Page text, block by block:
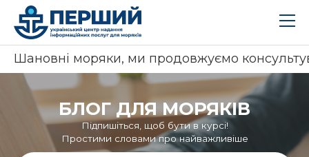
моряки, ми продовжуємо
БЛОГ ДЛЯ МОРЯКІВ
Підпишіться, щоб бути в курсі!
Простими словами про найважливіше